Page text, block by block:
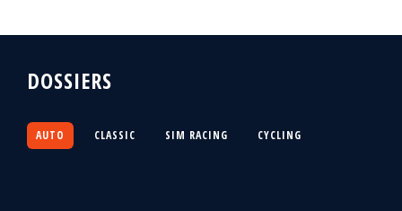
DOSSIERS
AUTO CLASSIC SIM RACING CYCLING